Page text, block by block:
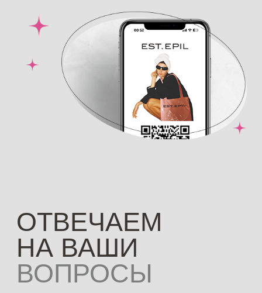
ДРУГИЕ НАШИ
ТЕЛА
Скульптурирование фигуры